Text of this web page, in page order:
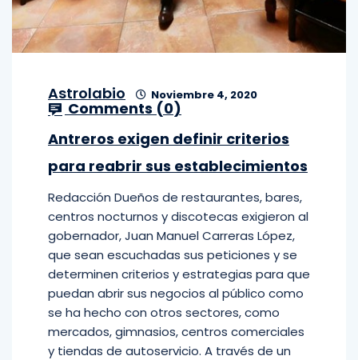
Astrolabio Noviembre 4, 2020
Comments (0)
Antreros exigen definir criterios
para reabrir sus establecimientos
Redacción Dueños de restaurantes, bares,
centros nocturnos y discotecas exigieron al
gobernador, Juan Manuel Carreras López,
que sean escuchadas sus peticiones y se
determinen criterios y estrategias para que
puedan abrir sus negocios al público como
se ha hecho con otros sectores, como
mercados, gimnasios, centros comerciales
y tiendas de autoservicio. A través de un